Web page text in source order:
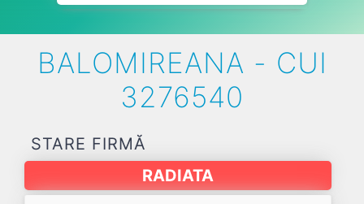
BALOMIREANA - CUI
3276540
STARE FIRMĂ
RADIATA